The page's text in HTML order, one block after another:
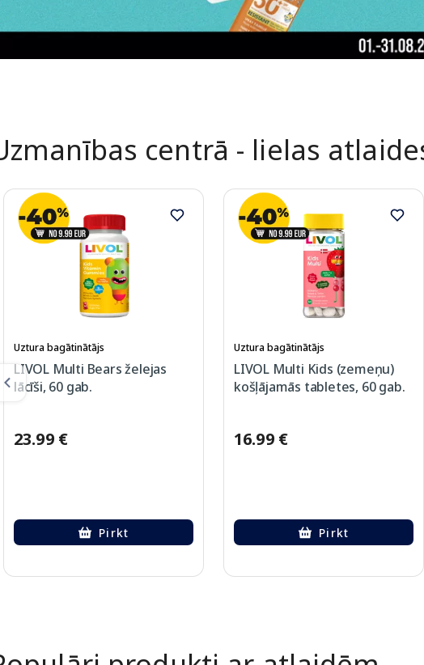
centrā - lielas
Uztura bagātinātājs
LIVOL Multi Bears želejas
lācīši, 60 gab.
23.99 €
Pirkt
Uztura bagātinātājs
LIVOL Multi Kids (zemeņu)
košļājamās tabletes, 60 gab.
16.99 €
Pirkt